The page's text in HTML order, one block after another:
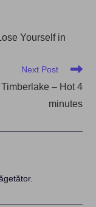
Yourself in
Next Post
– Hot 4
minutes